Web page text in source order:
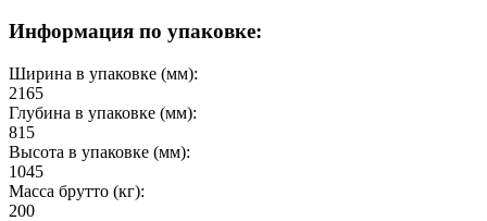
Информация по упаковке:
Ширина в упаковке (мм):
2165
Глубина в упаковке (мм):
815
Высота в упаковке (мм):
1045
Масса брутто (кг):
200